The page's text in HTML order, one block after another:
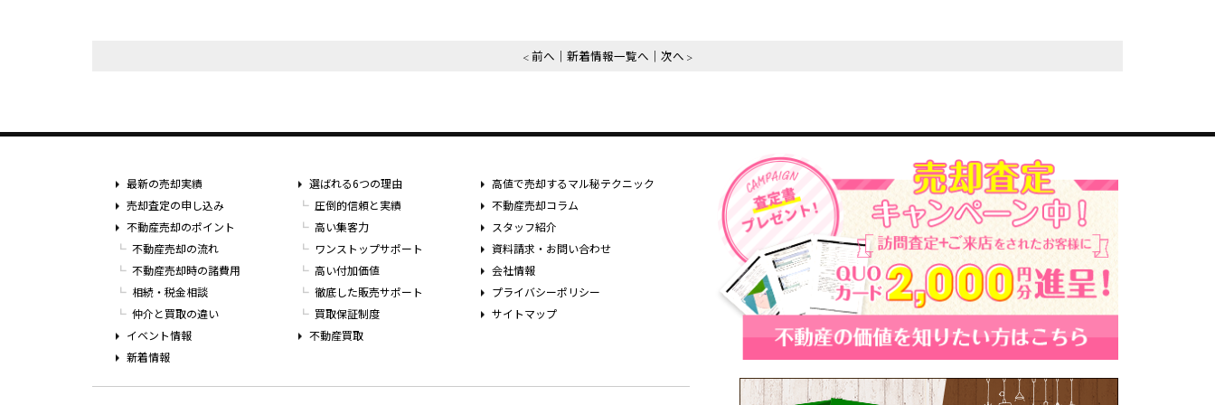
前へ 新着情報一覧へ 次へ
最新の売却実績
売却査定の申し込み
不動産売却のポイント
不動産売却の流れ
不動産売却時の諸費用
相続・税金相談
仲介と買取の違い
イベント情報
新着情報
選ばれる6つの理由
圧倒的信頼と実績
高い集客力
ワンストップサポート
高い付加価値
徹底した販売サポート
買取保証制度
不動産買取
高値で売却するマル秘テクニック
不動産売却コラム
スタッフ紹介
資料請求・お問い合わせ
会社情報
プライバシーポリシー
サイトマップ